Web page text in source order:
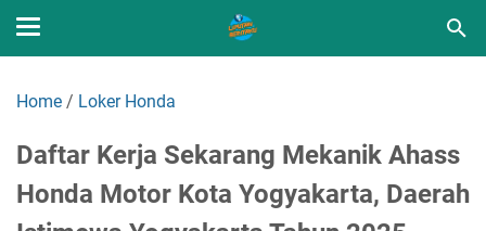
Home / Loker Honda
Daftar Kerja Sekarang Mekanik Ahass
Honda Motor Kota Yogyakarta, Daerah